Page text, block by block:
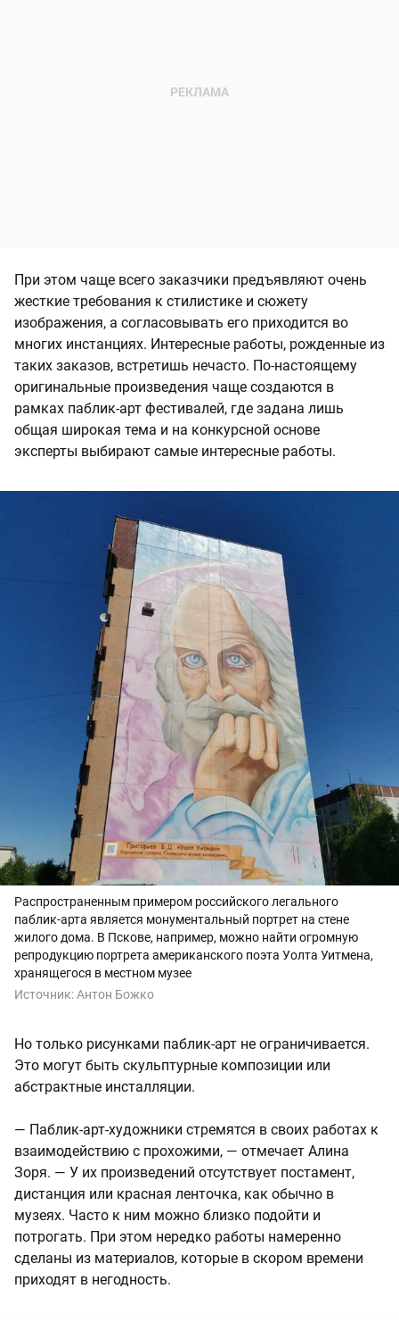
При этом чаще всего заказчики предъявляют очень
жесткие требования к стилистике и сюжету
изображения, а согласовывать его приходится во
многих инстанциях. Интересные работы, рожденные из
таких заказов, встретишь нечасто. По-настоящему
оригинальные произведения чаще создаются в
рамках паблик-арт фестивалей, где задана лишь
общая широкая тема и на конкурсной основе
эксперты выбирают самые интересные работы.
Распространенным примером российского легального
паблик-арта является монументальный портрет на стене
жилого дома. В Пскове, например, можно найти огромную
репродукцию портрета американского поэта Уолта Уитмена,
хранящегося в местном музее
Источник:Антон Божко
Но только рисунками паблик-арт не ограничивается.
Это могут быть скульптурные композиции или
абстрактные инсталляции.
— Паблик-арт-художники стремятся в своих работах к
взаимодействию с прохожими, — отмечает Алина
Зоря. — У их произведений отсутствует постамент,
дистанция или красная ленточка, как обычно в
музеях. Часто к ним можно близко подойти и
потрогать. При этом нередко работы намеренно
сделаны из материалов, которые в скором времени
приходят в негодность.